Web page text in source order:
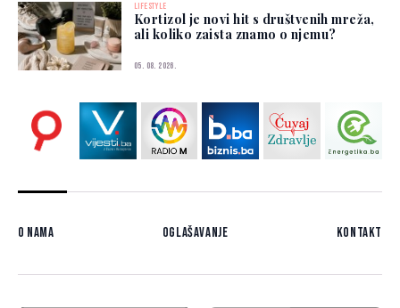
LIFESTYLE
Kortizol je novi hit s društvenih mreža,
ali koliko zaista znamo o njemu?
05. 08. 2026.
O nama Oglašavanje Kontakt